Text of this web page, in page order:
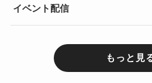
イベント配信
もっと見